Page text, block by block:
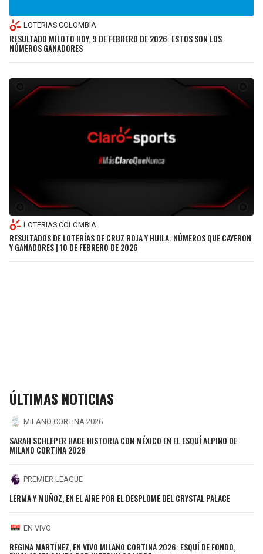
LOTERIAS COLOMBIA
RESULTADO MILOTO HOY, 9 DE FEBRERO DE 2026: ESTOS SON LOS
NÚMEROS GANADORES
LOTERIAS COLOMBIA
RESULTADOS DE LOTERÍAS DE CRUZ ROJA Y HUILA: NÚMEROS QUE CAYERON
Y GANADORES | 10 DE FEBRERO DE 2026
ÚLTIMAS NOTICIAS
MILANO CORTINA 2026
SARAH SCHLEPER HACE HISTORIA CON MÉXICO EN EL ESQUÍ ALPINO DE
MILANO CORTINA 2026
PREMIER LEAGUE
LERMA Y MUÑOZ, EN EL AIRE POR EL DESPLOME DEL CRYSTAL PALACE
EN VIVO
REGINA MARTÍNEZ, EN VIVO MILANO CORTINA 2026: ESQUÍ DE FONDO,